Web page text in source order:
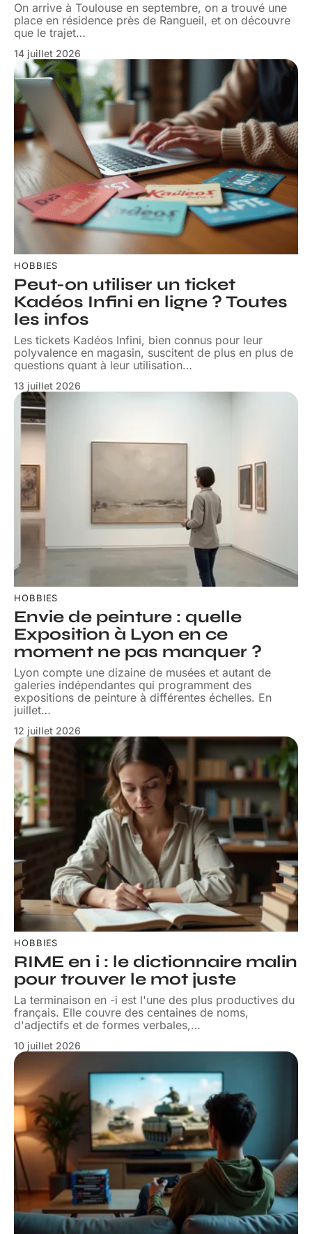
On arrive à Toulouse en septembre, on a trouvé une
place en résidence près de Rangueil, et on découvre
que le trajet…
14 juillet 2026
HOBBIES
Peut-on utiliser un ticket
Kadéos Infini en ligne ? Toutes
les infos
Les tickets Kadéos Infini, bien connus pour leur
polyvalence en magasin, suscitent de plus en plus de
questions quant à leur utilisation…
13 juillet 2026
HOBBIES
Envie de peinture : quelle
Exposition à Lyon en ce
moment ne pas manquer ?
Lyon compte une dizaine de musées et autant de
galeries indépendantes qui programment des
expositions de peinture à différentes échelles. En
juillet…
12 juillet 2026
HOBBIES
RIME en i : le dictionnaire malin
pour trouver le mot juste
La terminaison en -i est l'une des plus productives du
français. Elle couvre des centaines de noms,
d'adjectifs et de formes verbales,…
10 juillet 2026